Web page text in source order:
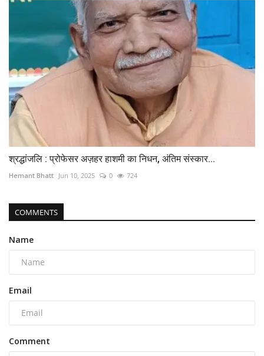
श्रद्धांजलि : प्रोफेसर अज़हर हाशमी का निधन, अंतिम संस्कार...
Hemant Bhatt Jun 10, 2025 0 724
COMMENTS
Name
Email
Comment